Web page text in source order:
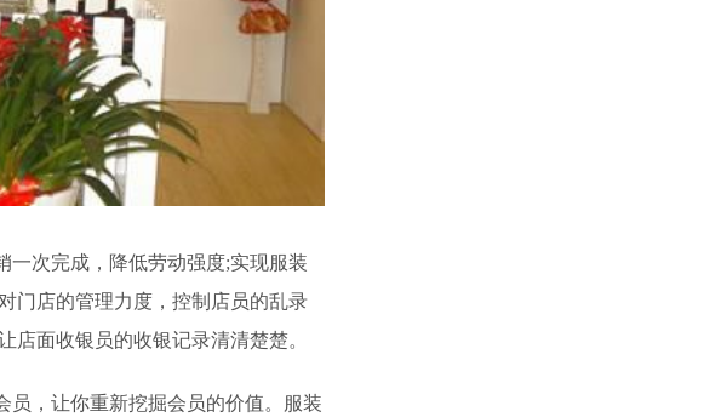
次完成，降低劳动强度;实现服装
门店的管理力度，控制店员的乱录
店面收银员的收银记录清清楚楚。
，让你重新挖掘会员的价值。服装